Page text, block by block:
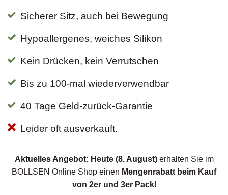
Sicherer Sitz, auch bei Bewegung
Hypoallergenes, weiches Silikon
Kein Drücken, kein Verrutschen
Bis zu 100-mal wiederverwendbar
40 Tage Geld-zurück-Garantie
Leider oft ausverkauft.
Aktuelles Angebot: Heute (8. August)erhalten Sie im
BOLLSEN Online Shop einen Mengenrabatt beim Kauf
von 2er und 3er Pack!